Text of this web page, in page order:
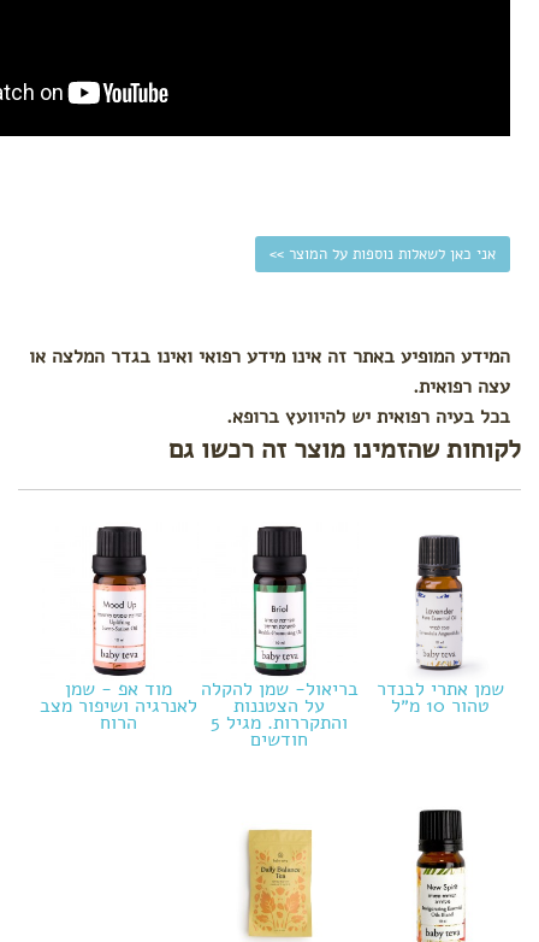
אני כאן לשאלות נוספות על המוצר >>
המידע המופיע באתר זה אינו מידע רפואי ואינו בגדר המלצה או
עצה רפואית.
בכל בעיה רפואית יש להיוועץ ברופא.
לקוחות שהזמינו מוצר זה רכשו גם
שמן אתרי לבנדר
טהור 10 מ״ל
בריאול- שמן להקלה
על הצטננות
והתקררות. מגיל 5
חודשים
מוד אפ - שמן
לאנרגיה ושיפור מצב
הרוח